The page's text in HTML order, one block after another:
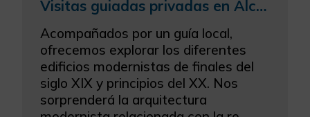
Visitas guiadas privadas en Alcoy "Ruta del Modernismo"
Acompañados por un guía local,
ofrecemos explorar los diferentes
edificios modernistas de finales del
siglo XIX y principios del XX. Nos
sorprenderá la arquitectura